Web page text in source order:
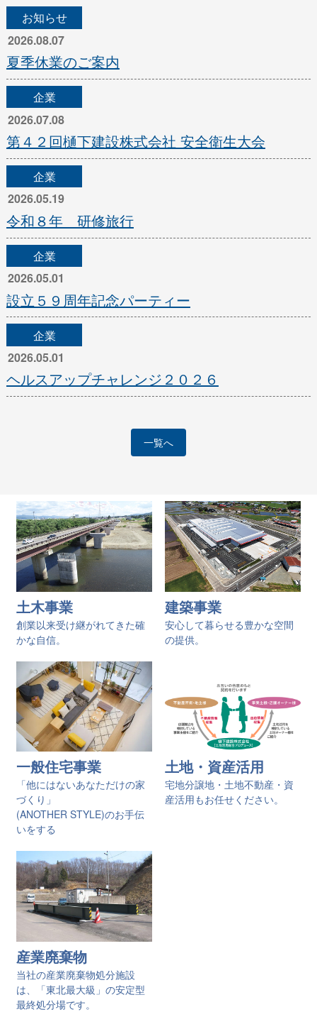
お知らせ
2026.08.07
夏季休業のご案内
企業
2026.07.08
第４２回樋下建設株式会社 安全衛生大会
企業
2026.05.19
令和８年 研修旅行
企業
2026.05.01
設立５９周年記念パーティー
企業
2026.05.01
ヘルスアップチャレンジ２０２６
一覧へ
土木事業
創業以来受け継がれてきた確
かな自信。
建築事業
安心して暮らせる豊かな空間
の提供。
一般住宅事業
「他にはないあなただけの家
づくり」
(ANOTHER STYLE)のお手伝
いをする
土地・資産活用
宅地分譲地・土地不動産・資
産活用もお任せください。
産業廃棄物
当社の産業廃棄物処分施設
は、「東北最大級」の安定型
最終処分場です。